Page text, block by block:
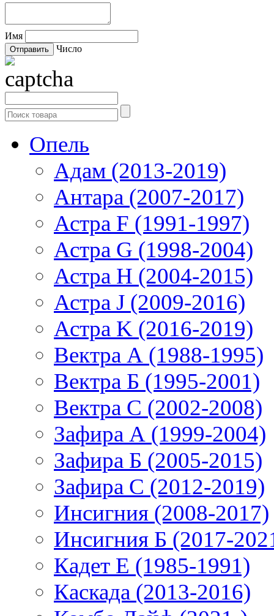
Имя
Число
Опель
Адам (2013-2019)
Антара (2007-2017)
Астра F (1991-1997)
Астра G (1998-2004)
Астра H (2004-2015)
Астра J (2009-2016)
Астра K (2016-2019)
Вектра А (1988-1995)
Вектра Б (1995-2001)
Вектра С (2002-2008)
Зафира А (1999-2004)
Зафира Б (2005-2015)
Зафира С (2012-2019)
Инсигния (2008-2017)
Инсигния Б (2017-
Кадет Е (1985-1991)
Каскада (2013-2016)